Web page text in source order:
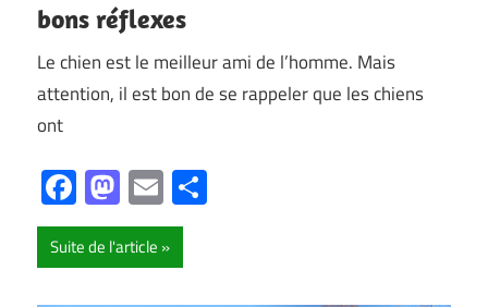
bons réflexes
Le chien est le meilleur ami de l’homme. Mais
attention, il est bon de se rappeler que les chiens
ont
Facebook
Mastodon
Email
Suite de l'article